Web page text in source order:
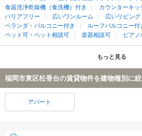
食器洗浄乾燥機（食洗機）付き
カウンターキッ
バリアフリー
広いワンルーム
広いリビン
ベランダ・バルコニー付き
ルーフバルコニー付
ペット可・ペット相談可
楽器相談可 ピアノ
もっと見る
福岡市東区松香台の賃貸物件を建物種別に
アパート